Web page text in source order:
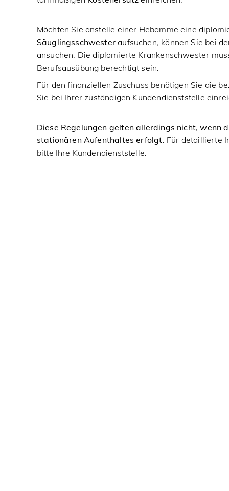
Möchten Sie anstelle einer Hebamme eine
Säuglingsschwester aufsuchen, können Sie bei
ansuchen. Die diplomierte Krankenschwester
Berufsausübung berechtigt sein.
Für den finanziellen Zuschuss benötigen Sie die
Sie bei Ihrer zuständigen Kundendienststelle
Diese Regelungen gelten allerdings nicht, wenn
stationären Aufenthaltes erfolgt. Für detaillierte
bitte Ihre Kundendienststelle.